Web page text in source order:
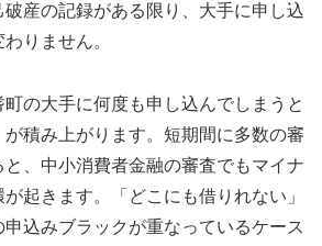
産の記録がある限り、大手に申し込
りません。
の大手に何度も申し込んでしまうと
が積み上がります。短期間に多数の審
、中小消費者金融の審査でもマイナ
起きます。「どこにも借りれない」
込みブラックが重なっているケース